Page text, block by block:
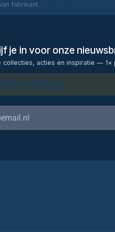
fabrikant.
je in voor onze
collecties, acties en inspiratie — 1×
korting